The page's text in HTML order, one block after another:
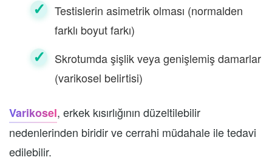
Testislerin asimetrik olması (normalden
farklı boyut farkı)
Skrotumda şişlik veya genişlemiş damarlar
(varikosel belirtisi)
Varikosel, erkek kısırlığının düzeltilebilir
nedenlerinden biridir ve cerrahi müdahale ile tedavi
edilebilir.